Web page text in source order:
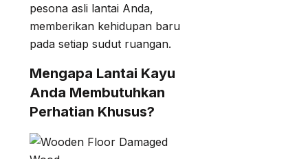
pesona asli lantai Anda,
memberikan kehidupan baru
pada setiap sudut ruangan.
Mengapa Lantai Kayu
Anda Membutuhkan
Perhatian Khusus?